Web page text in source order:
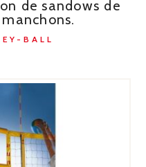
de sandows de
BALL